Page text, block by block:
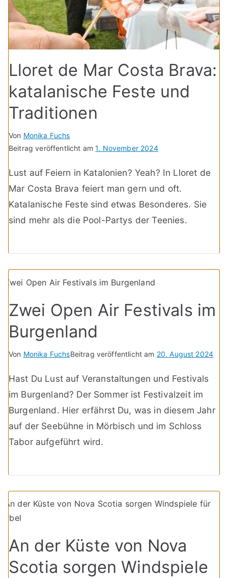
Lloret de Mar Costa Brava:
katalanische Feste und
Traditionen
Von Monika Fuchs
Beitrag veröffentlicht am1. November 2024
Lust auf Feiern in Katalonien? Yeah? In Lloret de
Mar Costa Brava feiert man gern und oft.
Katalanische Feste sind etwas Besonderes. Sie
sind mehr als die Pool-Partys der Teenies.
Zwei Open Air Festivals im
Burgenland
Von Monika FuchsBeitrag veröffentlicht am 20. August 2024
Hast Du Lust auf Veranstaltungen und Festivals
im Burgenland? Der Sommer ist Festivalzeit im
Burgenland. Hier erfährst Du, was in diesem Jahr
auf der Seebühne in Mörbisch und im Schloss
Tabor aufgeführt wird.
An der Küste von Nova
Scotia sorgen Windspiele